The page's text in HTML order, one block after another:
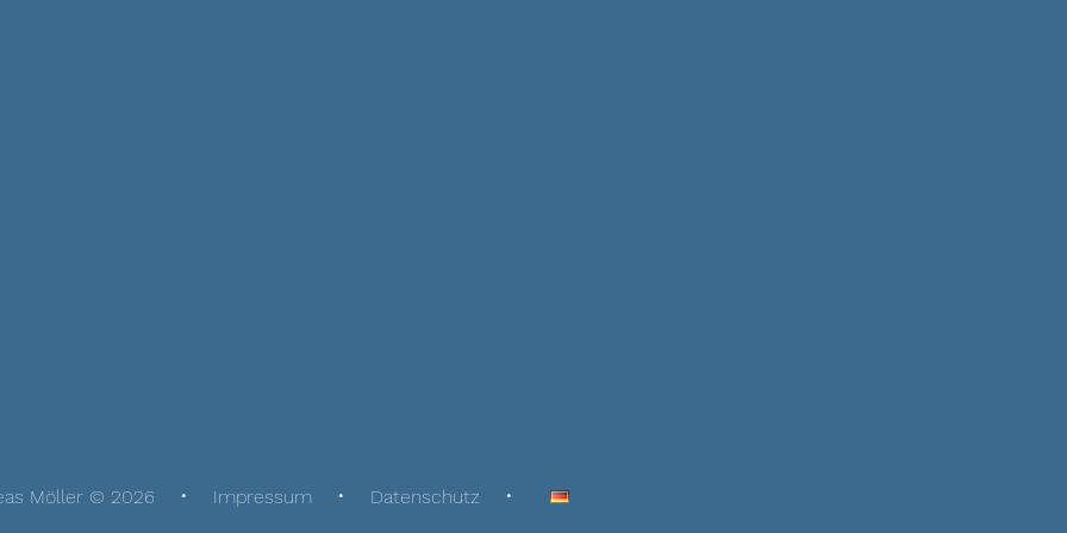
Möller © 2026 Impressum Datenschutz